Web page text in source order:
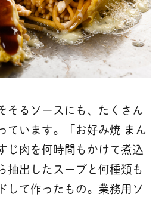
そるソースにも、たくさん
ています。「お好み焼 まん
じ肉を何時間もかけて煮込
抽出したスープと何種類も
して作ったもの。業務用ソ